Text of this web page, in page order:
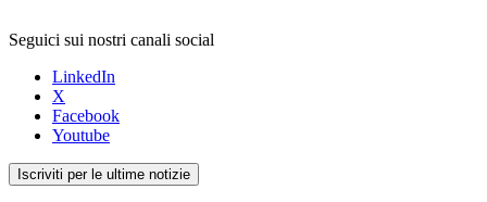
Seguici sui nostri canali social
LinkedIn
X
Facebook
Youtube
Iscriviti per le ultime notizie